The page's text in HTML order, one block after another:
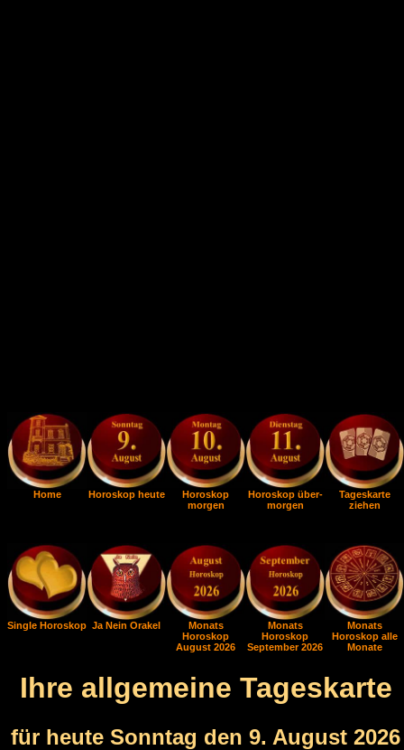
Home Horoskop heute
Horoskop
morgen
Horoskop über-
morgen
Tageskarte
ziehen
Single Horoskop Ja Nein Orakel
Monats
Horoskop
August 2026
Monats
Horoskop
September 2026
Monats
Horoskop alle
Monate
Ihre allgemeine Tageskarte
für heute Sonntag den 9. August 2026